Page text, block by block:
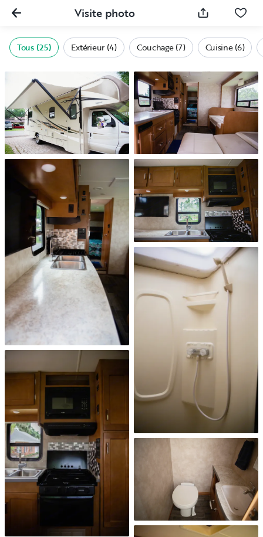
Visite photo
Tous (25) Extérieur (4) Couchage (7) Cuisine (6)